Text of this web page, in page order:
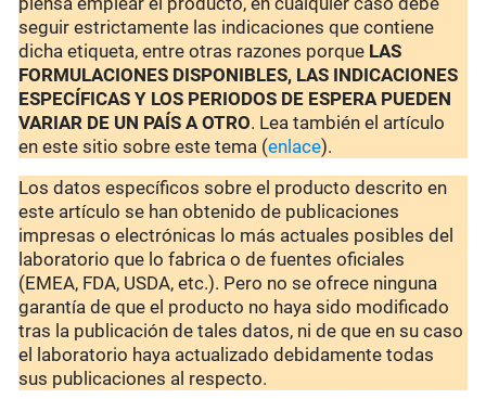
seguir estrictamente las indicaciones que contiene
dicha etiqueta, entre otras razones porque LAS
FORMULACIONES DISPONIBLES, LAS INDICACIONES
ESPECÍFICAS Y LOS PERIODOS DE ESPERA PUEDEN
VARIAR DE UN PAÍS A OTRO. Lea también el artículo
en este sitio sobre este tema (enlace).
Los datos específicos sobre el producto descrito en
este artículo se han obtenido de publicaciones
impresas o electrónicas lo más actuales posibles del
laboratorio que lo fabrica o de fuentes oficiales
(EMEA, FDA, USDA, etc.). Pero no se ofrece ninguna
garantía de que el producto no haya sido modificado
tras la publicación de tales datos, ni de que en su caso
el laboratorio haya actualizado debidamente todas
sus publicaciones al respecto.